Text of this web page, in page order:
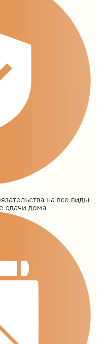
на все виды
сдачи дома